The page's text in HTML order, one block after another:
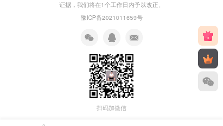
证据，我们将在1个工作日内予以改正。
豫ICP备2021011659号
扫码加微信